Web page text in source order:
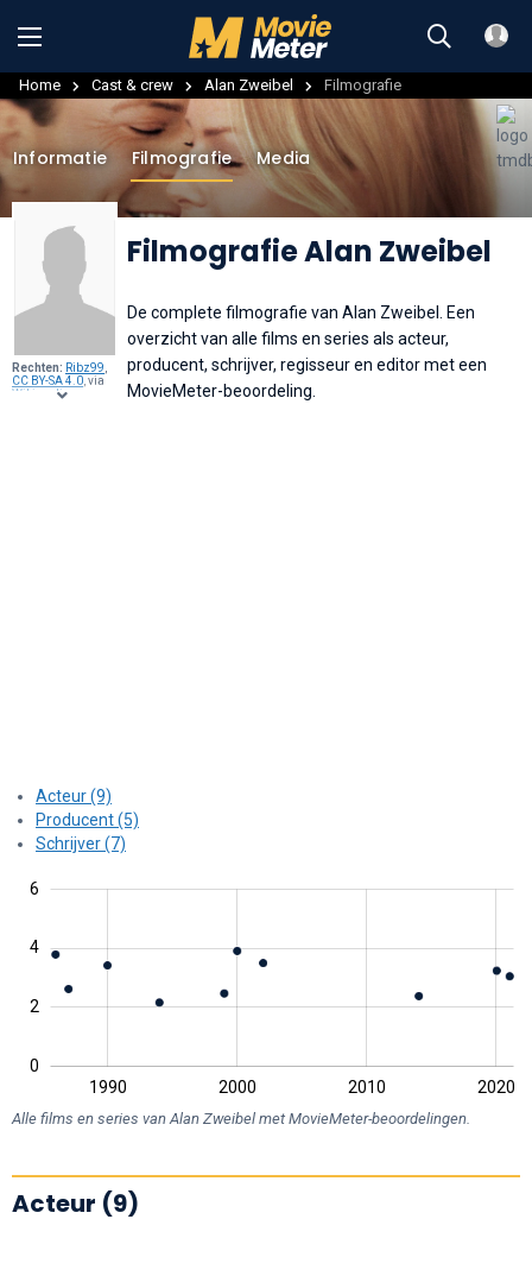
Home Cast & crew Alan Zweibel Filmografie
Rechten: Ribz99,
CC BY-SA 4.0, via
Wikimedia
Filmografie Alan Zweibel
Informatie Filmografie Media
De complete filmografie van Alan Zweibel. Een
overzicht van alle films en series als acteur,
producent, schrijver, regisseur en editor met een
MovieMeter-beoordeling.
Acteur (9)
Producent (5)
Schrijver (7)
0
2
4
6
1990 2000 2010 2020
Alle films en series van Alan Zweibel met MovieMeter-beoordelingen.
Acteur (9)